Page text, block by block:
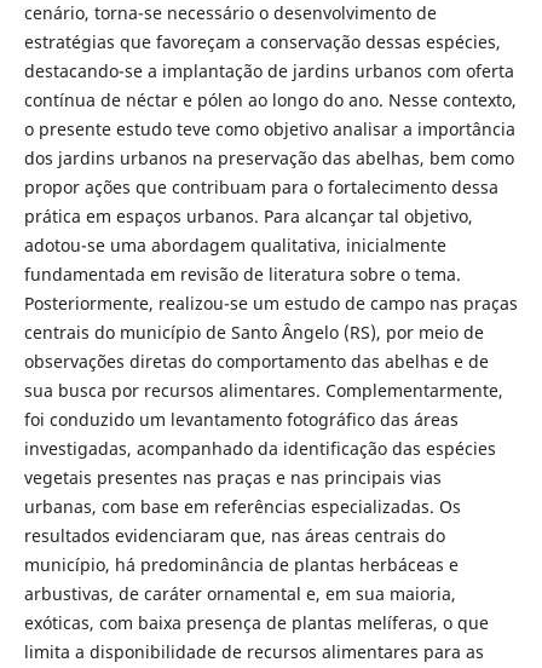
cenário, torna-se necessário o desenvolvimento de
estratégias que favoreçam a conservação dessas espécies,
destacando-se a implantação de jardins urbanos com oferta
contínua de néctar e pólen ao longo do ano. Nesse contexto,
o presente estudo teve como objetivo analisar a importância
dos jardins urbanos na preservação das abelhas, bem como
propor ações que contribuam para o fortalecimento dessa
prática em espaços urbanos. Para alcançar tal objetivo,
adotou-se uma abordagem qualitativa, inicialmente
fundamentada em revisão de literatura sobre o tema.
Posteriormente, realizou-se um estudo de campo nas praças
centrais do município de Santo Ângelo (RS), por meio de
observações diretas do comportamento das abelhas e de
sua busca por recursos alimentares. Complementarmente,
foi conduzido um levantamento fotográfico das áreas
investigadas, acompanhado da identificação das espécies
vegetais presentes nas praças e nas principais vias
urbanas, com base em referências especializadas. Os
resultados evidenciaram que, nas áreas centrais do
município, há predominância de plantas herbáceas e
arbustivas, de caráter ornamental e, em sua maioria,
exóticas, com baixa presença de plantas melíferas, o que
limita a disponibilidade de recursos alimentares para as